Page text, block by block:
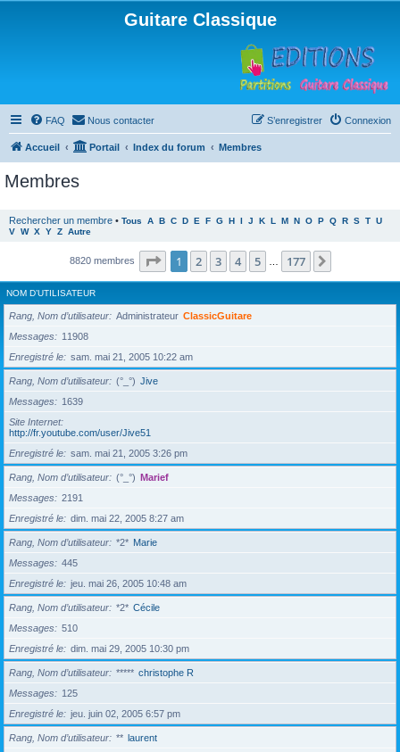
Guitare Classique
FAQ Nous contacter Connexion
S’enregistrer
Accueil Portail Index du forum Membres
Membres
Rechercher un membre • Tous A B C D E F G H I J K L M N O P Q R S T U
V W X Y Z Autre
8820 membres Page 1sur177
1 2 3 4 5 177
NOM D’UTILISATEUR
Rang, Nom d’utilisateur Administrateur ClassicGuitare
Messages
11908
Enregistré le
sam. mai 21, 2005 10:22 am
Rang, Nom d’utilisateur (°_°) Jive
Messages
1639
Site Internet
http://fr.youtube.com/user/Jive51
Enregistré le
sam. mai 21, 2005 3:26 pm
Rang, Nom d’utilisateur (°_°) Marief
Messages
2191
Enregistré le
dim. mai 22, 2005 8:27 am
Rang, Nom d’utilisateur *2* Marie
Messages
445
Enregistré le
jeu. mai 26, 2005 10:48 am
Rang, Nom d’utilisateur *2* Cécile
Messages
510
Enregistré le
dim. mai 29, 2005 10:30 pm
Rang, Nom d’utilisateur ***** christophe R
Messages
125
Enregistré le
jeu. juin 02, 2005 6:57 pm
Rang, Nom d’utilisateur ** laurent